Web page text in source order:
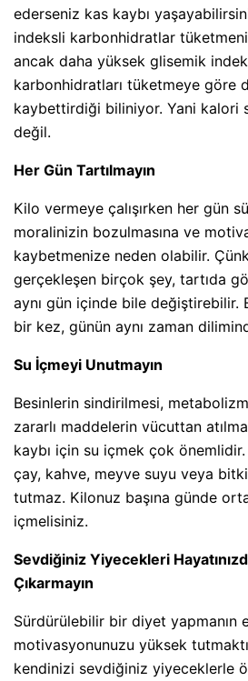
ederseniz kas kaybı
indeksli karbonhidratlar
ancak daha yüksek glisemik
karbonhidratları tüketmeye göre
kaybettirdiği biliniyor. Yani kalori
değil.
Her Gün Tartılmayın
Kilo vermeye çalışırken her gün
moralinizin bozulmasına ve
kaybetmenize neden olabilir.
gerçekleşen birçok şey, tartıda
aynı gün içinde bile değiştirebilir.
bir kez, günün aynı zaman
Su İçmeyi Unutmayın
Besinlerin sindirilmesi,
zararlı maddelerin vücuttan
kaybı için su içmek çok
çay, kahve, meyve suyu veya
tutmaz. Kilonuz başına günde
içmelisiniz.
Sevdiğiniz Yiyecekleri
Çıkarmayın
Sürdürülebilir bir diyet yapmanın
motivasyonunuzu yüksek
kendinizi sevdiğiniz yiyeceklerle